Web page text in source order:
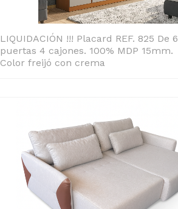
LIQUIDACIÓN !!! Placard REF. 825 De 6
puertas 4 cajones. 100% MDP 15mm.
Color freijó con crema